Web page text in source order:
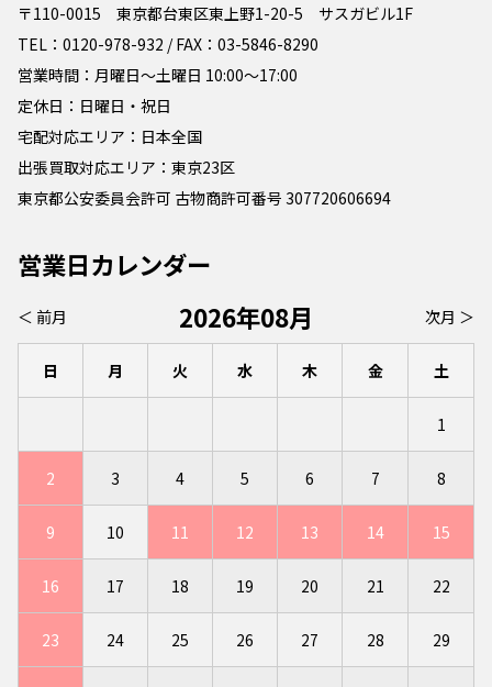
〒110-0015 東京都台東区東上野1-20-5 サスガビル1F
TEL：0120-978-932 / FAX：03-5846-8290
営業時間：月曜日～土曜日 10:00～17:00
定休日：日曜日・祝日
宅配対応エリア：日本全国
出張買取対応エリア：東京23区
東京都公安委員会許可 古物商許可番号 307720606694
営業日カレンダー
＜ 前月 2026年08月 次月 ＞
日 月 火 水 木 金 土
1
2 3 4 5 6 7 8
9 10 11 12 13 14 15
16 17 18 19 20 21 22
23 24 25 26 27 28 29